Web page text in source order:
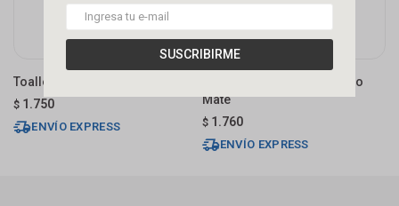
SUSCRIBIRME
Toallero De Aro Celtic Grafito
$ 1.750
ENVÍO EXPRESS
Toallero Doble 50cm Negro
Mate
$ 1.760
ENVÍO EXPRESS